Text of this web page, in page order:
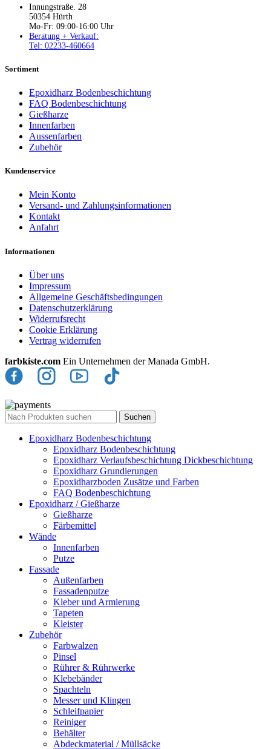
Innungstraße. 28
50354 Hürth
Mo-Fr: 09:00-16:00 Uhr
Beratung + Verkauf:
Tel: 02233-460664
Sortiment
Epoxidharz Bodenbeschichtung
FAQ Bodenbeschichtung
Gießharze
Innenfarben
Aussenfarben
Zubehör
Kundenservice
Mein Konto
Versand- und Zahlungsinformationen
Kontakt
Anfahrt
Informationen
Über uns
Impressum
Allgemeine Geschäftsbedingungen
Datenschutzerklärung
Widerrufsrecht
Cookie Erklärung
Vertrag widerrufen
farbkiste.com Ein Unternehmen der Manada GmbH.
Suchen
Epoxidharz Bodenbeschichtung
Epoxidharz Bodenbeschichtung
Epoxidharz Verlaufsbeschichtung Dickbeschichtung
Epoxidharz Grundierungen
Epoxidharzboden Zusätze und Farben
FAQ Bodenbeschichtung
Epoxidharz / Gießharze
Gießharze
Färbemittel
Wände
Innenfarben
Putze
Fassade
Außenfarben
Fassadenputze
Kleber und Armierung
Tapeten
Kleister
Zubehör
Farbwalzen
Pinsel
Rührer & Rührwerke
Klebebänder
Spachteln
Messer und Klingen
Schleifpapier
Reiniger
Behälter
Abdeckmaterial / Müllsäcke